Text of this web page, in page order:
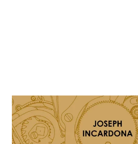
Sources
Personnes